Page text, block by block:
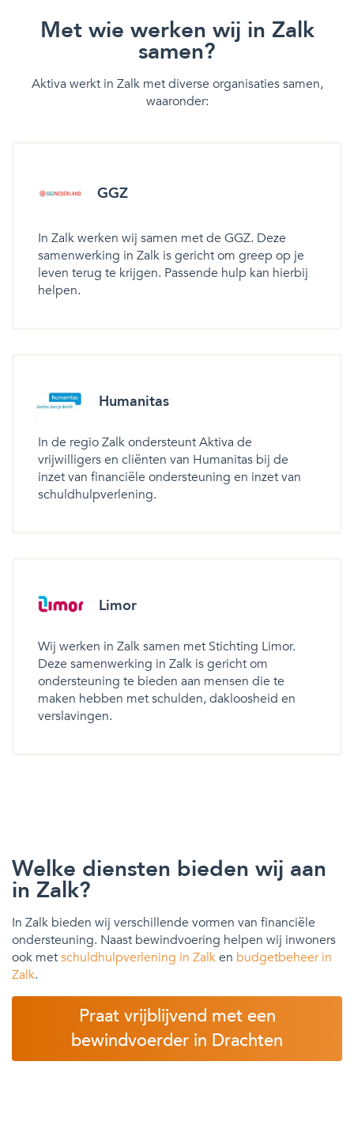
Met wie werken wij in Zalk
samen?
Aktiva werkt in Zalk met diverse organisaties samen,
waaronder:
GGZ
In Zalk werken wij samen met de GGZ. Deze
samenwerking in Zalk is gericht om greep op je
leven terug te krijgen. Passende hulp kan hierbij
helpen.
Humanitas
In de regio Zalk ondersteunt Aktiva de
vrijwilligers en cliënten van Humanitas bij de
inzet van financiële ondersteuning en inzet van
schuldhulpverlening.
Limor
Wij werken in Zalk samen met Stichting Limor.
Deze samenwerking in Zalk is gericht om
ondersteuning te bieden aan mensen die te
maken hebben met schulden, dakloosheid en
verslavingen.
Welke diensten bieden wij aan
in Zalk?
In Zalk bieden wij verschillende vormen van financiële
ondersteuning. Naast bewindvoering helpen wij inwoners
ook metschuldhulpverlening in Zalken budgetbeheer in
Zalk.
Praat vrijblijvend met een
bewindvoerder in Drachten